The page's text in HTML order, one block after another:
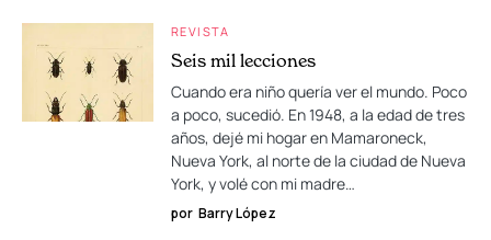
REVISTA
Seis mil lecciones
Cuando era niño quería ver el mundo. Poco
a poco, sucedió. En 1948, a la edad de tres
años, dejé mi hogar en Mamaroneck,
Nueva York, al norte de la ciudad de Nueva
York, y volé con mi madre…
por Barry López